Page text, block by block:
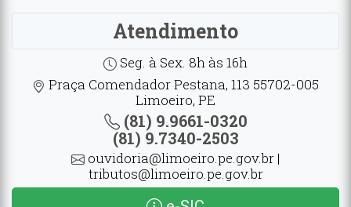
Atendimento
Seg. à Sex. 8h às 16h
Praça Comendador Pestana, 113 55702-005
Limoeiro, PE
(81) 9.9661-0320
(81) 9.7340-2503
ouvidoria@limoeiro.pe.gov.br |
tributos@limoeiro.pe.gov.br